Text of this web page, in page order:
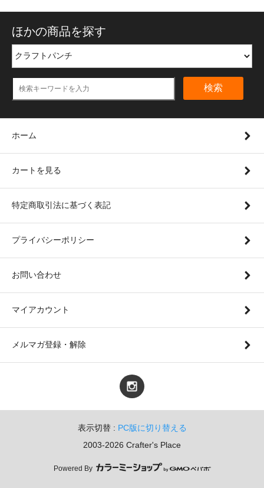
ほかの商品を探す
検索
ホーム
カートを見る
特定商取引法に基づく表記
プライバシーポリシー
お問い合わせ
マイアカウント
メルマガ登録・解除
表示切替 : PC版に切り替える
2003-2026 Crafter's Place
Powered By